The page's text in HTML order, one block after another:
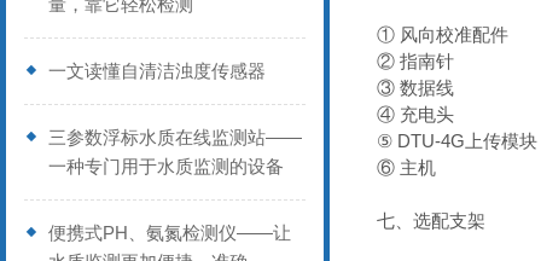
量，靠它轻松检测
一文读懂自清洁浊度传感器
三参数浮标水质在线监测站——
一种专门用于水质监测的设备
便携式PH、氨氮检测仪——让
① 风向校准配件
② 指南针
③ 数据线
④ 充电头
⑤ DTU-4G上传模块
⑥ 主机
七、选配支架